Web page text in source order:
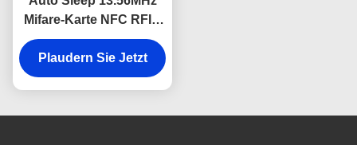
Mifare-Karte NFC RFID
Reader Writer Modul für
Zutrittskontrollsysteme
Plaudern Sie Jetzt